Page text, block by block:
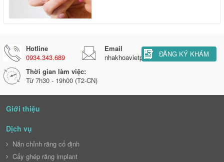
Hotline
0934.343.689
Email
nhakhoavietphaphl@gmail.com
Thời gian làm việc:
Từ 7h30 - 19h00 (T2-CN)
ĐĂNG KÝ KHÁM
Giới thiệu
Dịch vụ
Nắn chỉnh răng cố định
Cấy ghép răng implant